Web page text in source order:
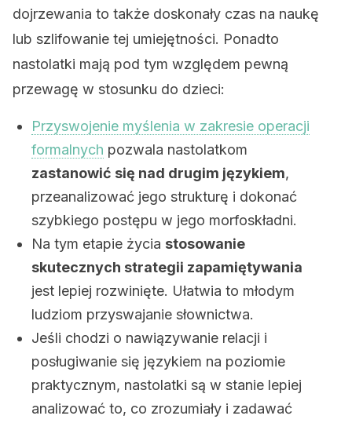
dojrzewania to także doskonały czas na naukę
lub szlifowanie tej umiejętności. Ponadto
nastolatki mają pod tym względem pewną
przewagę w stosunku do dzieci:
Przyswojenie myślenia w zakresie operacji
formalnych pozwala nastolatkom
zastanowić się nad drugim językiem,
przeanalizować jego strukturę i dokonać
szybkiego postępu w jego morfoskładni.
Na tym etapie życia stosowanie
skutecznych strategii zapamiętywania
jest lepiej rozwinięte. Ułatwia to młodym
ludziom przyswajanie słownictwa.
Jeśli chodzi o nawiązywanie relacji i
posługiwanie się językiem na poziomie
praktycznym, nastolatki są w stanie lepiej
analizować to, co zrozumiały i zadawać